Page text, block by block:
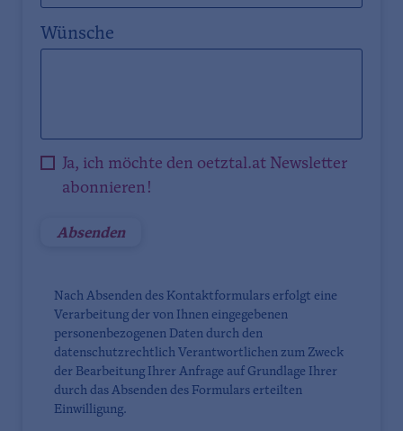
Wünsche
Ja, ich möchte den oetztal.at Newsletter
abonnieren!
Nach Absenden des Kontaktformulars erfolgt eine
Verarbeitung der von Ihnen eingegebenen
personenbezogenen Daten durch den
datenschutzrechtlich Verantwortlichen zum Zweck
der Bearbeitung Ihrer Anfrage auf Grundlage Ihrer
durch das Absenden des Formulars erteilten
Einwilligung.